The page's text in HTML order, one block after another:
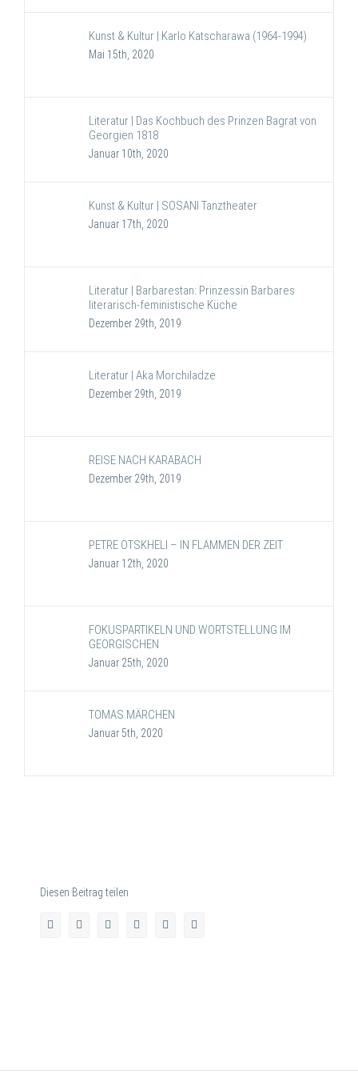
Kunst & Kultur | Karlo Katscharawa (1964-1994)
Mai 15th, 2020
Literatur | Das Kochbuch des Prinzen Bagrat von
Georgien 1818
Januar 10th, 2020
Kunst & Kultur | SOSANI Tanztheater
Januar 17th, 2020
Literatur | Barbarestan: Prinzessin Barbares
literarisch-feministische Küche
Dezember 29th, 2019
Literatur | Aka Morchiladze
Dezember 29th, 2019
REISE NACH KARABACH
Dezember 29th, 2019
PETRE OTSKHELI – IN FLAMMEN DER ZEIT
Januar 12th, 2020
FOKUSPARTIKELN UND WORTSTELLUNG IM
GEORGISCHEN
Januar 25th, 2020
TOMAS MÄRCHEN
Januar 5th, 2020
Diesen Beitrag teilen
facebooktwitter linkedin whatsapppinterest